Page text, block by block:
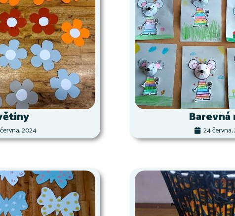
2024
Barevná
24 června,